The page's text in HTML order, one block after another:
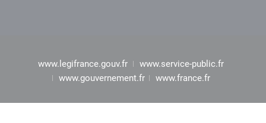
www.legifrance.gouv.fr
www.service-public.fr
www.gouvernement.fr
www.france.fr